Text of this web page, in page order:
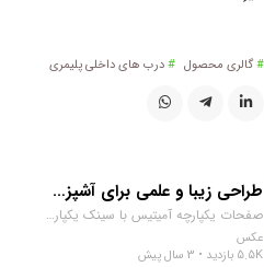
گالری محصول درب های داخلی پلیمری
طراحی زیبا و علمی برای آشپزخانه شما
صفحات یکپارچه آمیتیس با سینک یکپارچه، یکی از محصولات با کیفیت و بازارپسند شرکت ماست. این صفحات با استفاده از تکنولوژی پیشرفته‌ی تولید، به صورت یک تیکه تولید می‌شوند و برخلاف محصولات دیگر، سینک به صورت جداگانه به صفحه نصب نمی‌شود. بلکه صفحه و سینک به صورت یکپارچه تولید شده و به عنوان یک تیکه به مشتریان تحویل داده می‌شود. این ویژگی منحصر به فرد، به معنی عدم وجود شیارها و درزها بین صفحه و سینک است که باعث شده برگشت آب داخل سینک، به راحتی به لوله‌های فاضلاب هدایت شود و از ایجاد نواحی پوستی برای باکتری‌ها جلوگیری شود. به علاوه، این صفحات با آنتی باکتریال سازگار با هر نوع شوینده تجهیز شده‌اند. این به معنی این است که شما می‌توانید از هر نوع شوینده‌ی خانگی برای شستشوی صفحه و سینک استفاده کنید بدون این که نگرانی در مورد تاثیرات آن بر روی سطح صفحه و سینک داشته باشید. با انتخاب صفحات یکپارچه آمیتیس با سینک یکپارچه، شما علاوه بر ایجاد یک آشپزخانه‌ی زیبا و سبک، از امکانات بهداشتی بهتری در آشپزخانه‌ی خود برخوردار می‌شوید که به کاربران اجازه می‌دهد تا به راحتی و با خیالی آسوده در آشپزخانه‌ی خود کار کنند.
عکس
5.5K بازدید • 3 سال پیش